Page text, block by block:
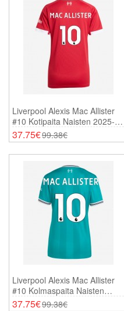
Liverpool Alexis Mac Allister
#10 Kotipaita Naisten 2025-26
Lyhythihainen
37.75€99.38€
Liverpool Alexis Mac Allister
#10 Kolmaspaita Naisten
2025-26 Lyhythihainen
37.75€99.38€